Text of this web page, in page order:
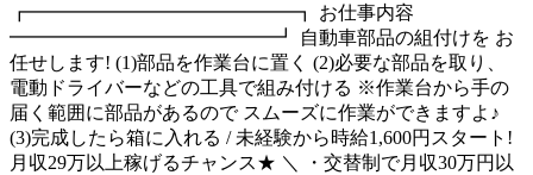
┏━━━━━━━━━━━━━━┓ お仕事内容
━━━━━━━━━━━━━━┛ 自動車部品の組付けを お
任せします! (1)部品を作業台に置く (2)必要な部品を取り、
電動ドライバーなどの工具で組み付ける ※作業台から手の
届く範囲に部品があるので スムーズに作業ができますよ♪
(3)完成したら箱に入れる / 未経験から時給1,600円スタート!
月収29万以上稼げるチャンス★ ＼ ・交替制で月収30万円以